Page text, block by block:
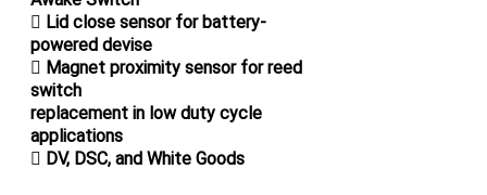
 Lid close sensor for battery-
powered devise
 Magnet proximity sensor for reed
switch
replacement in low duty cycle
applications
 DV, DSC, and White Goods